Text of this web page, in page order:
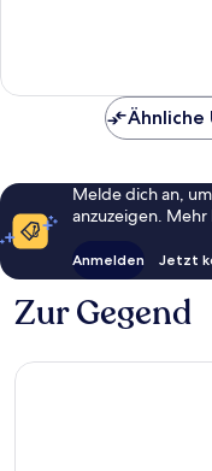
Melde dich an,
anzuzeigen.
Anmelden Jetzt
Zur Gegend